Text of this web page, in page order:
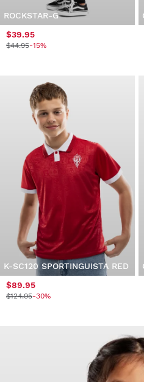
ROCKSTAR-G
$39.95
$44.95-15%
K-SC120 SPORTINGUISTA RED
$89.95
$124.95-30%